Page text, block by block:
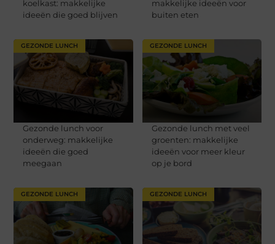
koelkast: makkelijke
ideeën die goed blijven
makkelijke ideeën voor
buiten eten
GEZONDE LUNCH
Gezonde lunch voor
onderweg: makkelijke
ideeën die goed
meegaan
GEZONDE LUNCH
Gezonde lunch met veel
groenten: makkelijke
ideeën voor meer kleur
op je bord
GEZONDE LUNCH GEZONDE LUNCH